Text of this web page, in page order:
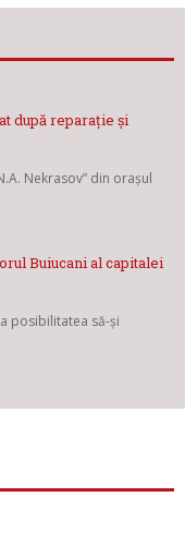
după reparație și
Nekrasov” din orașul
Buiucani al capitalei
posibilitatea să-și